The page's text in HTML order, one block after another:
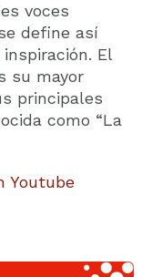
voces
define así
El
su mayor
principales
como “La
Youtube